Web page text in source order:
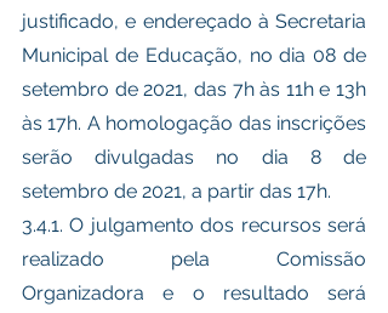
justificado, e endereçado à Secretaria
Municipal de Educação, no dia 08 de
setembro de 2021, das 7h às 11h e 13h
às 17h. A homologação das inscrições
serão divulgadas no dia 8 de
setembro de 2021, a partir das 17h.
3.4.1. O julgamento dos recursos será
realizado pela Comissão
Organizadora e o resultado será